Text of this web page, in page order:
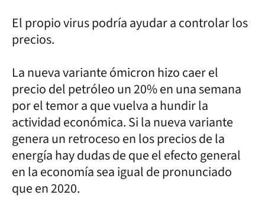
El propio virus podría ayudar a controlar los
precios.
La nueva variante ómicron hizo caer el
precio del petróleo un 20% en una semana
por el temor a que vuelva a hundir la
actividad económica. Si la nueva variante
genera un retroceso en los precios de la
energía hay dudas de que el efecto general
en la economía sea igual de pronunciado
que en 2020.